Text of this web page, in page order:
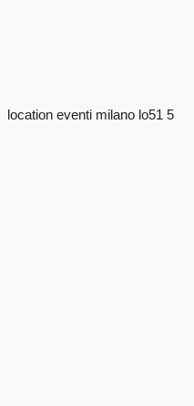
location eventi milano lo51 5